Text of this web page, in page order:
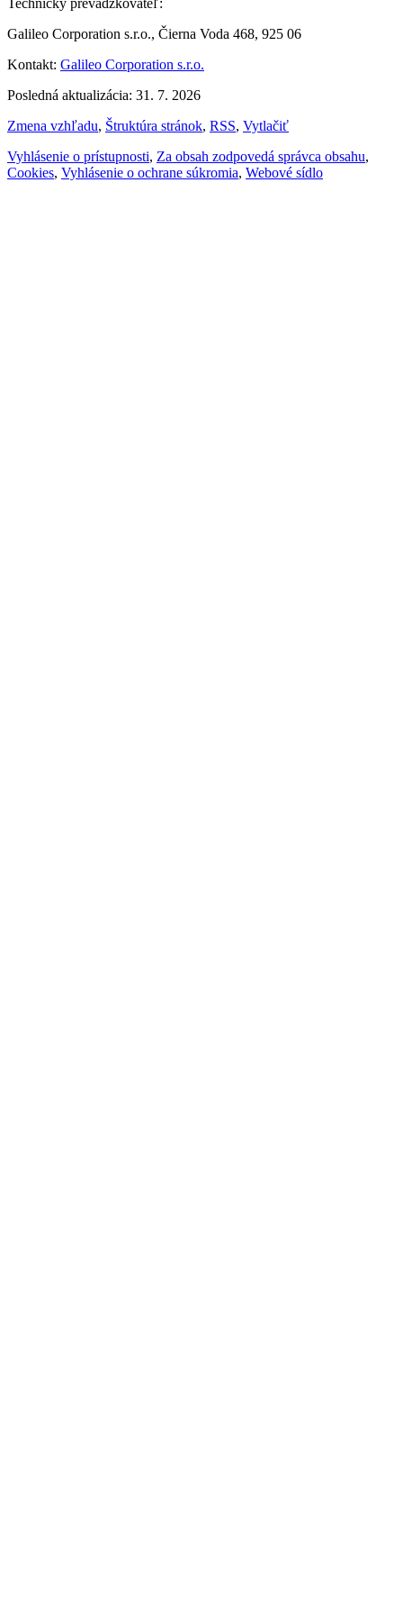
Galileo Corporation s.r.o., Čierna Voda 468, 925 06
Kontakt: Galileo Corporation s.r.o.
Posledná aktualizácia: 31. 7. 2026
Zmena vzhľadu, Štruktúra stránok, RSS, Vytlačiť
Vyhlásenie o prístupnosti, Za obsah zodpovedá správca obsahu,
Cookies, Vyhlásenie o ochrane súkromia, Webové sídlo